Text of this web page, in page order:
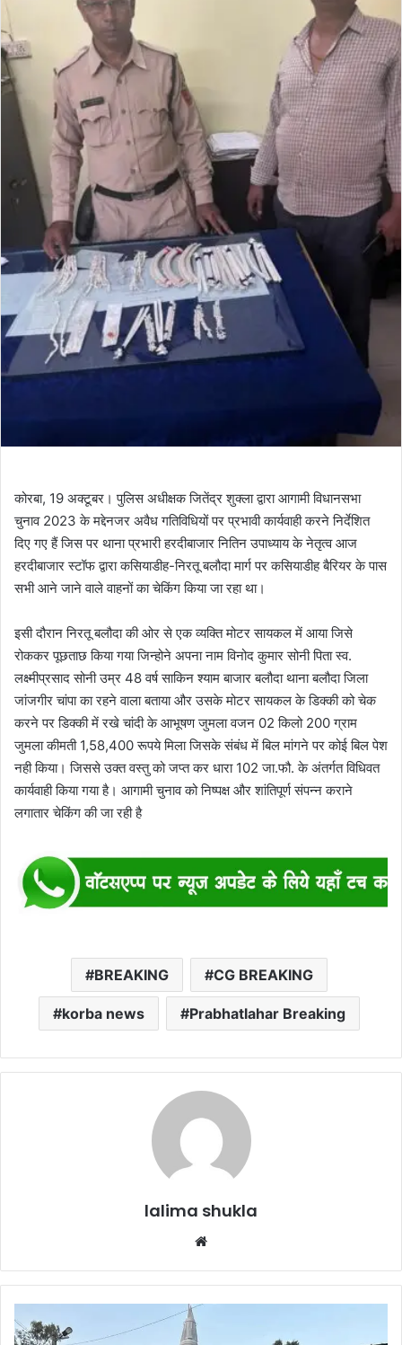
कोरबा, 19 अक्टूबर। पुलिस अधीक्षक जितेंद्र शुक्ला द्वारा आगामी विधानसभा
चुनाव 2023 के मद्देनजर अवैध गतिविधियों पर प्रभावी कार्यवाही करने निर्देशित
दिए गए हैं जिस पर थाना प्रभारी हरदीबाजार नितिन उपाध्याय के नेतृत्व आज
हरदीबाजार स्टॉफ द्वारा कसियाडीह-निरतू बलौदा मार्ग पर कसियाडीह बैरियर के पास
सभी आने जाने वाले वाहनों का चेकिंग किया जा रहा था।
इसी दौरान निरतू बलौदा की ओर से एक व्यक्ति मोटर सायकल में आया जिसे
रोककर पूछताछ किया गया जिन्होने अपना नाम विनोद कुमार सोनी पिता स्व.
लक्ष्मीप्रसाद सोनी उम्र 48 वर्ष साकिन श्याम बाजार बलौदा थाना बलौदा जिला
जांजगीर चांपा का रहने वाला बताया और उसके मोटर सायकल के डिक्की को चेक
करने पर डिक्की में रखे चांदी के आभूषण जुमला वजन 02 किलो 200 ग्राम
जुमला कीमती 1,58,400 रूपये मिला जिसके संबंध में बिल मांगने पर कोई बिल पेश
नही किया। जिससे उक्त वस्तु को जप्त कर धारा 102 जा.फौ. के अंतर्गत विधिवत
कार्यवाही किया गया है। आगामी चुनाव को निष्पक्ष और शांतिपूर्ण संपन्न कराने
लगातार चेकिंग की जा रही है
BREAKING CG BREAKING
korba news Prabhatlahar Breaking
lalima shukla
की